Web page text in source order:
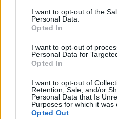
I want to opt-out of the
Personal Data.
Opted In
I want to opt-out of
Personal Data for
Opted In
I want to opt-out of
Retention, Sale, and/or
Personal Data that Is
Purposes for which it was
Opted Out
SAM 2-1 BEN
1-2 SAM
SAM 1-1
TOR 2-2 SAM
VER 0-0